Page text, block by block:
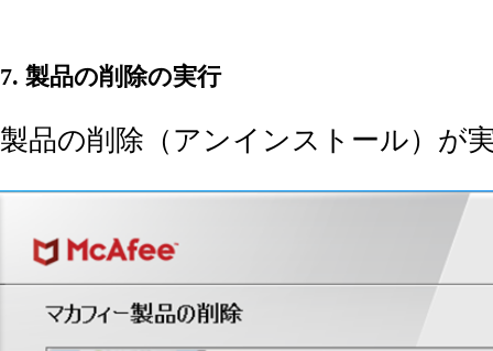
7. 製品の削除の実行
製品の削除（アンインストール）が